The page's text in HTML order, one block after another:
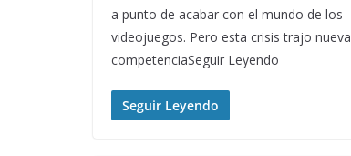
a punto de acabar con el mundo de los
videojuegos. Pero esta crisis trajo nueva
competenciaSeguir Leyendo
Seguir Leyendo